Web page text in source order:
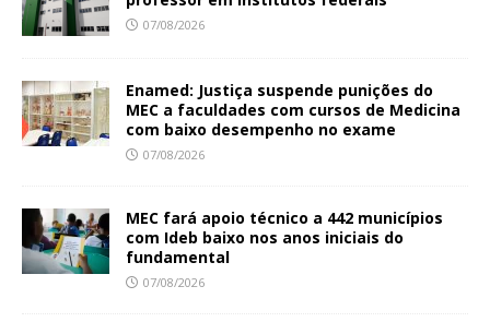
07/08/2026
Enamed: Justiça suspende punições do
MEC a faculdades com cursos de Medicina
com baixo desempenho no exame
07/08/2026
MEC fará apoio técnico a 442 municípios
com Ideb baixo nos anos iniciais do
fundamental
07/08/2026